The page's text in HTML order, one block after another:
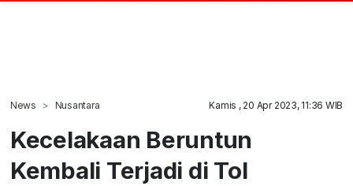
News Nusantara Kamis , 20 Apr 2023, 11:36 WIB
Kecelakaan Beruntun
Kembali Terjadi di Tol